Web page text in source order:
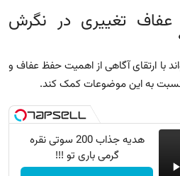
عفاف تغییری در نگرش
با ارتقای آگاهی از اهمیت حفظ عفاف و
به این موضوعات کمک کند.
هدیه جذاب 200 سوتی نقره
گرمی باری تو !!!